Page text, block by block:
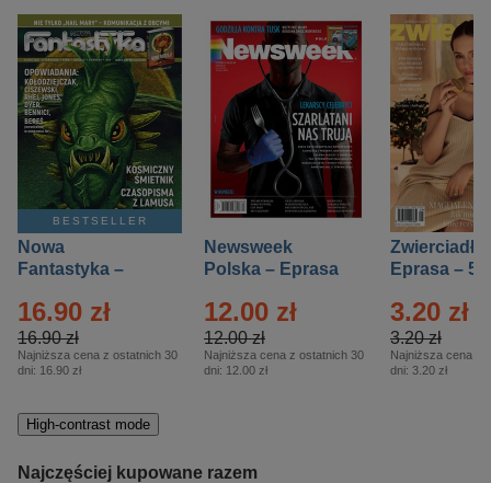
BESTSELLER
Nowa
Fantastyka –
16.90 zł
16.90 zł
Najniższa cena z ostatnich 30
dni: 16.90 zł
Newsweek
Polska – Eprasa
12.00 zł
12.00 zł
Najniższa cena z ostatnich 30
dni: 12.00 zł
Zwierciadło
Eprasa – 5/
3.20 zł
3.20 zł
Najniższa cena z
dni: 3.20 zł
High-contrast mode
Najczęściej kupowane razem